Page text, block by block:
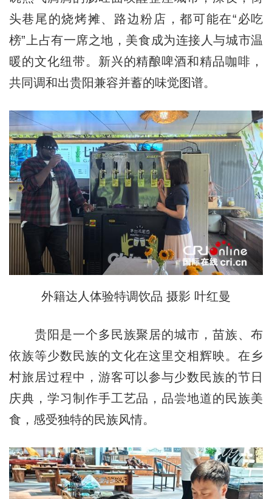
头巷尾的烧烤摊、路边粉店，都可能在“必吃
榜”上占有一席之地，美食成为连接人与城市温
暖的文化纽带。新兴的精酿啤酒和精品咖啡，
共同调和出贵阳兼容并蓄的味觉图谱。
外籍达人体验特调饮品 摄影 叶红曼
贵阳是一个多民族聚居的城市，苗族、布
依族等少数民族的文化在这里交相辉映。在乡
村旅居过程中，游客可以参与少数民族的节日
庆典，学习制作手工艺品，品尝地道的民族美
食，感受独特的民族风情。